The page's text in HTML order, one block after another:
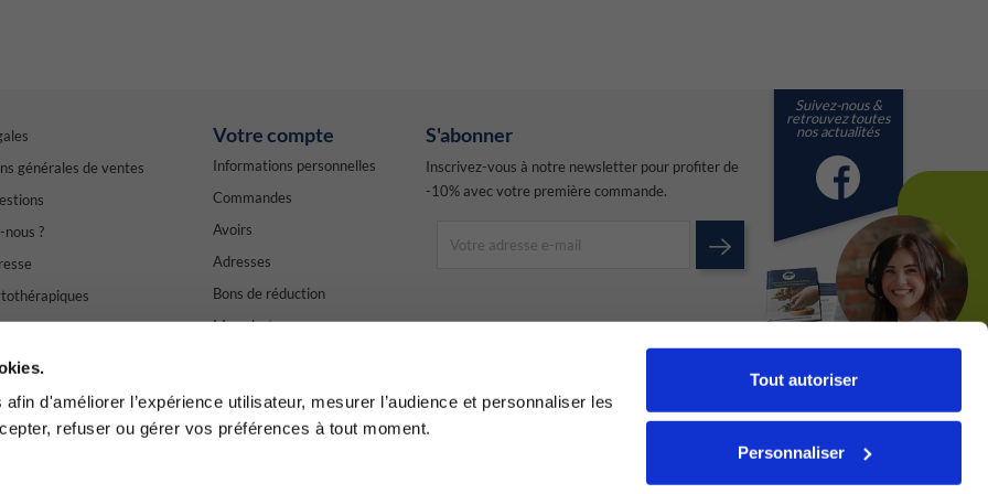
d'améliorer l’expérience utilisateur, mesurer l’audience et personnaliser les
refuser ou gérer vos préférences à tout moment.
Tout autoriser
Personnaliser
générales de ventes
?
Votre compte
Informations personnelles
Commandes
Avoirs
Adresses
Bons de réduction
Mes alertes
S'abonner
Inscrivez-vous à notre newsletter pour profiter de
-10% avec votre première commande.
Suivez-nous &
retrouvez toutes
nos actualités
Voir la brochure